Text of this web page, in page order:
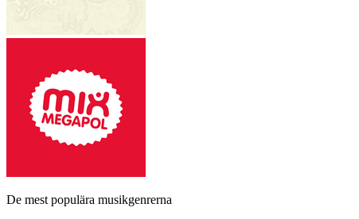
De mest populära musikgenrerna